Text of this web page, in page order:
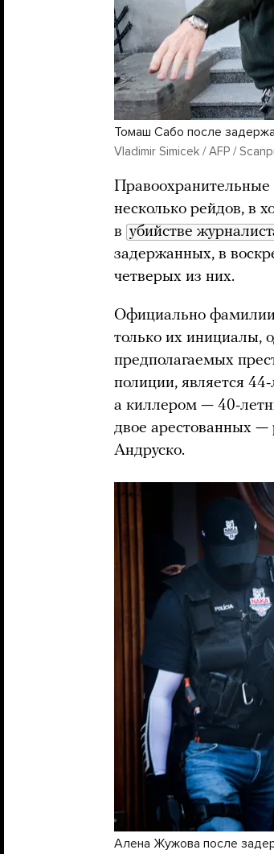
Томаш Сабо после
Vladimir Simicek / AFP /
Правоохранительные
несколько рейдов, в
в убийстве
задержанных, в
четверых из них.
Официально фамилии
только их инициалы,
предполагаемых
полиции, является
а киллером — 40-
двое арестованных
Андруско.
Алена Жужова после